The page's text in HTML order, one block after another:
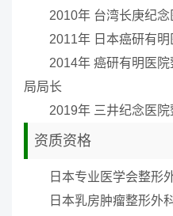
2010年 台湾长庚纪
2011年 日本癌研有
2014年 癌研有明医
局局长
2019年 三井纪念医
资质资格
日本专业医学会整形
日本乳房肿瘤整形外